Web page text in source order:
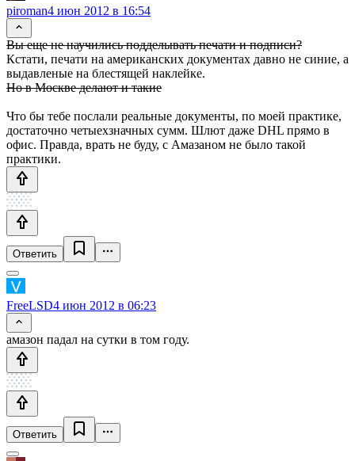
piroman4 июн 2012 в 16:54
Вы еще не научились подделывать печати и подписи?
Кстати, печати на американских документах давно не синие, а
выдавленые на блестящей наклейке.
Но в Москве делают и такие
Что бы тебе послали реальные документы, по моей практике,
достаточно четыехзначных сумм. Шлют даже DHL прямо в
офис. Правда, врать не буду, с Амазаном не было такой
практики.
Ответить
FreeLSD4 июн 2012 в 06:23
амазон падал на сутки в том году.
Ответить